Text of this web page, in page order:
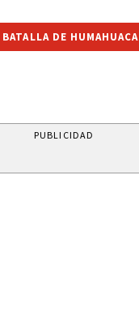
BATALLA DE HUMAHUACA
PUBLICIDAD